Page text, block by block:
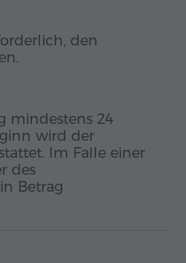
den
mindestens 24
wird der
Im Falle einer
des
Betrag